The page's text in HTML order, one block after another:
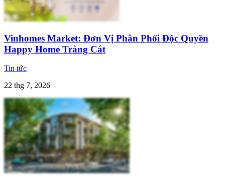
Vinhomes Market: Đơn Vị Phân Phối Độc Quyền
Happy Home Tràng Cát
Tin tức
22 thg 7, 2026